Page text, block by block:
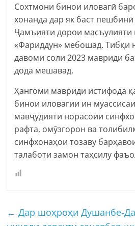
Сохтмони бинои иловагӣ
хонанда дар як баст
Ҷамъияти дорои масъулияти
«Фариддун» мебошад. Тибқи
давоми соли 2023 мавриди
дода мешавад.
Ҳангоми мавриди истифода
бинои иловагии ин
мавҷудияти норасоии
рафта, омӯзгорон ва
синфхонаҳои тозаву
талаботи замон таҳсилу
← Дар шоҳроҳи Душанбе-